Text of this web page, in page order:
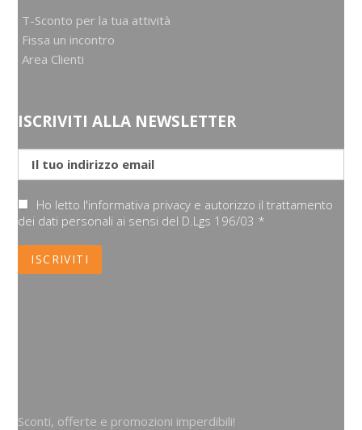
T-Sconto per la tua attività
Fissa un incontro
Area Clienti
ISCRIVITI ALLA NEWSLETTER
Ho letto l'informativa privacy e autorizzo il trattamento
dei dati personali ai sensi del D.Lgs 196/03 *
Sconti, offerte e promozioni imperdibili!